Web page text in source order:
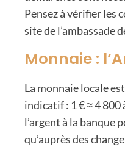
Pensez à vérifier les
site de l’ambassade
Monnaie :
La monnaie locale est
indicatif : 1 € ≈ 4 800
l’argent à la banque
qu’auprès des